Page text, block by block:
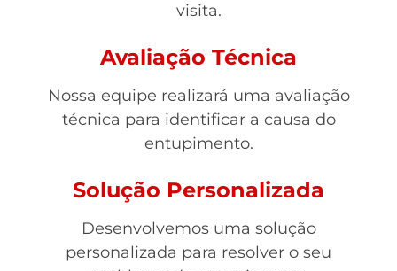
visita.
Avaliação Técnica
Nossa equipe realizará uma avaliação
técnica para identificar a causa do
entupimento.
Solução Personalizada
Desenvolvemos uma solução
personalizada para resolver o seu